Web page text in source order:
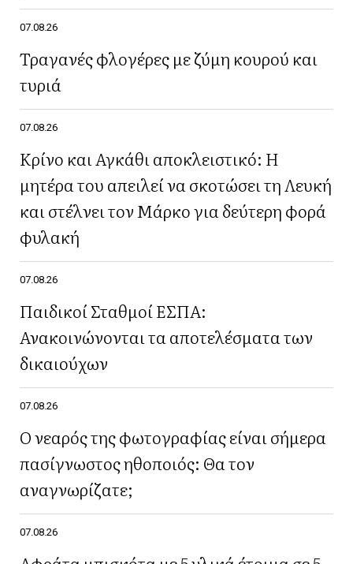
07.08.26
Τραγανές φλογέρες με ζύμη κουρού και
τυριά
07.08.26
Κρίνο και Αγκάθι αποκλειστικό: Η
μητέρα του απειλεί να σκοτώσει τη Λευκή
και στέλνει τον Μάρκο για δεύτερη φορά
φυλακή
07.08.26
Παιδικοί Σταθμοί ΕΣΠΑ:
Ανακοινώνονται τα αποτελέσματα των
δικαιούχων
07.08.26
Ο νεαρός της φωτογραφίας είναι σήμερα
πασίγνωστος ηθοποιός: Θα τον
αναγνωρίζατε;
07.08.26